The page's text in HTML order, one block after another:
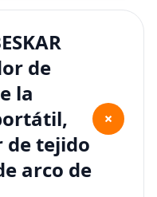
de
la
de tejido
arco de
+